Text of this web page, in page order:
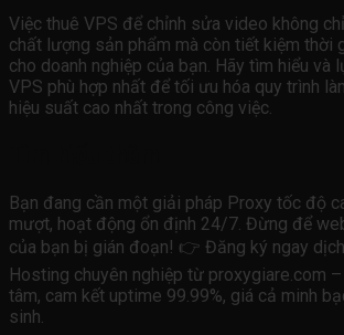
Việc thuê VPS để chỉnh sửa video không
chất lượng sản phẩm mà còn tiết kiệm thời
cho doanh nghiệp của bạn. Hãy tìm hiểu và
VPS phù hợp nhất để tối ưu hóa quy trình
hiệu suất cao nhất trong công việc.
Bạn đang cần một giải pháp Proxy tốc độ
mượt, hoạt động ổn định 24/7. Đừng để
của bạn bị gián đoạn! 👉 Đăng ký ngay
Hosting chuyên nghiệp từ proxygiare.com
tâm, cam kết uptime 99.99%, giá cả minh
sinh.